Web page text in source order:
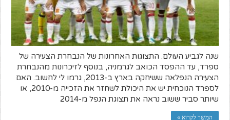
שנה לגביע העולם. התצוגות האחרונות של הנבחרת הצעירה של
ספרד, עד ההפסד הכואב לגרמניה, בנוסף לזיכרונות מהנבחרת
הצעירה הנפלאה ששיחקה בארץ ב-2013, גרמו לי לחשוב. האם
לספרד הנוכחית יש את היכולת לשחזר את הזכייה מ-2010, או
שיותר סביר ששוב נראה את תצוגת הנפל מ-2014
המשך לקרוא »